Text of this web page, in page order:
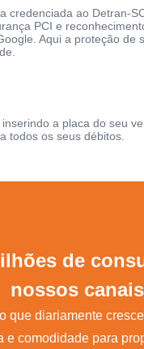
credenciada ao Detran-
PCI e
Aqui a proteção de
a placa do seu
todos os seus débitos.
de
nossos canais
que diariamente
e comodidade para